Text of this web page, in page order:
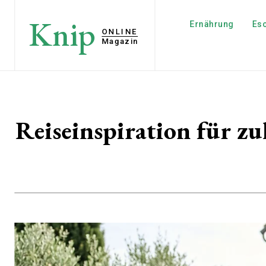
Knip
ONLINE
Magazin
Ernährung
Reiseinspiration für